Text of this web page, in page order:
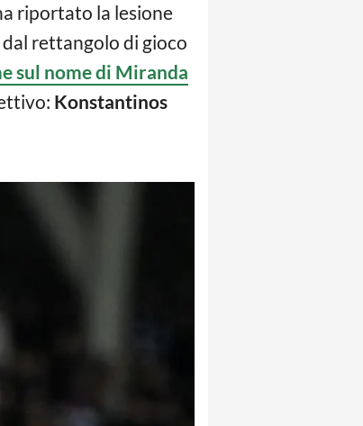
riportato la lesione
rettangolo di gioco
sul nome di Miranda
Konstantinos